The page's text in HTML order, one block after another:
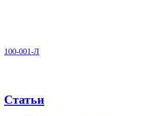
100-001-Л
Статьи